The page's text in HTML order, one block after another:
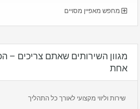
מחפש מאפיין מסויים
מגוון השירותים שאתם צריכים –
אחת
שירות וליווי מקצועי לאורך כל התהליך